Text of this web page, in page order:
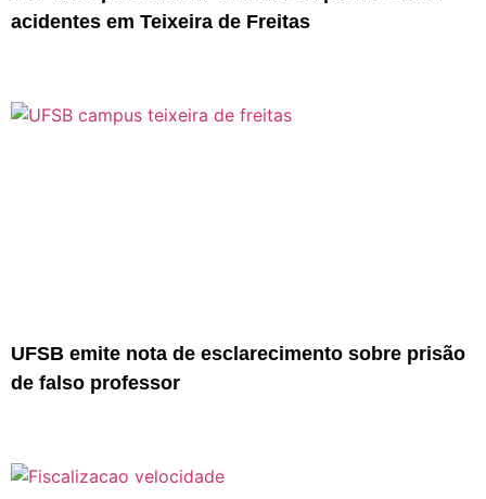
acidentes em Teixeira de Freitas
UFSB emite nota de esclarecimento sobre prisão
de falso professor